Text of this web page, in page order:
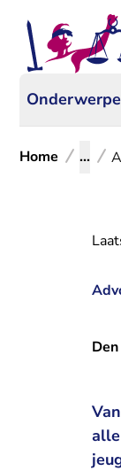
Home ...